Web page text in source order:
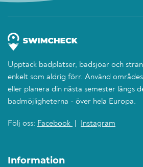
Upptäck badplatser, badsjöar och
enkelt som aldrig förr. Använd
eller planera din nästa semester längs
badmöjligheterna - över hela Europa.
Följ oss: Facebook Instagram
Information